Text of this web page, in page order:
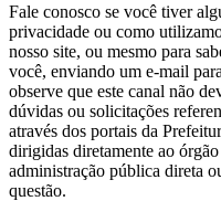
Fale conosco se você tiver
privacidade ou como
nosso site, ou mesmo para
você, enviando um e-mail
observe que este canal não
dúvidas ou solicitações
através dos portais da
dirigidas diretamente ao
administração pública direta
questão.